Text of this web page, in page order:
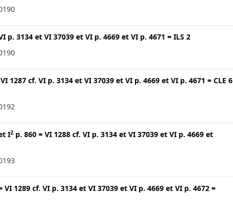
p. 3134 et VI 37039 et VI p. 4669 et VI p. 4671 = ILS 2
VI 1287 cf. VI p. 3134 et VI 37039 et VI p. 4669 et VI p. 4671 = CLE 6
I2 p. 860 = VI 1288 cf. VI p. 3134 et VI 37039 et VI p. 4669 et
VI 1289 cf. VI p. 3134 et VI 37039 et VI p. 4669 et VI p. 4672 =